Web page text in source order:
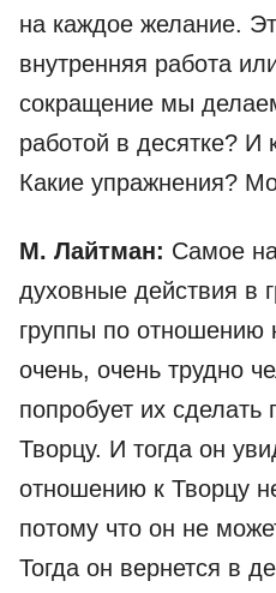
на каждое желание.
внутренняя работа
сокращение мы
работой в десятке? И
Какие упражнения?
М. Лайтман: Самое
духовные действия в
группы по отношению
очень, очень трудно
попробует их
Творцу. И тогда он
отношению к Творцу
потому что он не
Тогда он вернется в